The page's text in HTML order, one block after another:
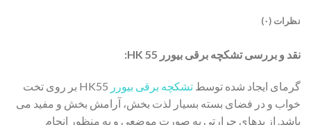
نظرات (۰)
نقد و بررسی تشکچه برقی بیورر HK 55:
گرمای ایجاد شده توسط تشکچه برقی بیورر
HK55 بر روی تخت
خواب و در فضای بسته بسیار لذت بخش، آرامش بخش و مفید می
باشد. از پدهای حرارتی به صورت موضعی و به منظور انجام